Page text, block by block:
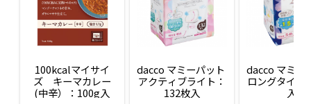
100kcalマイサイ
ズ　キーマカレー
(中辛）：100g入
dacco マミーパット
アクティブライト：
132枚入
dacco マミー
ロングタイム
入